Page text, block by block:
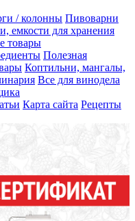
/ колонны Пивоварни
емкости для хранения
товары
Полезная
Коптильни, мангалы,
Все для винодела
Карта сайта Рецепты